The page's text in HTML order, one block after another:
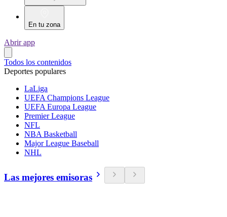
En tu zona
Abrir app
Todos los contenidos
Deportes populares
LaLiga
UEFA Champions League
UEFA Europa League
Premier League
NFL
NBA Basketball
Major League Baseball
NHL
Las mejores emisoras